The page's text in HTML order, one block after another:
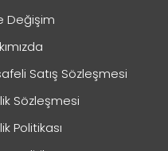
zaman yapılır?
Değişim
Satış Sözleşmesi
Sözleşmesi
Politikası